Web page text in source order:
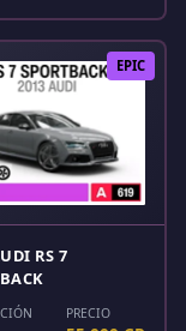
EPIC
RS 7
PRECIO